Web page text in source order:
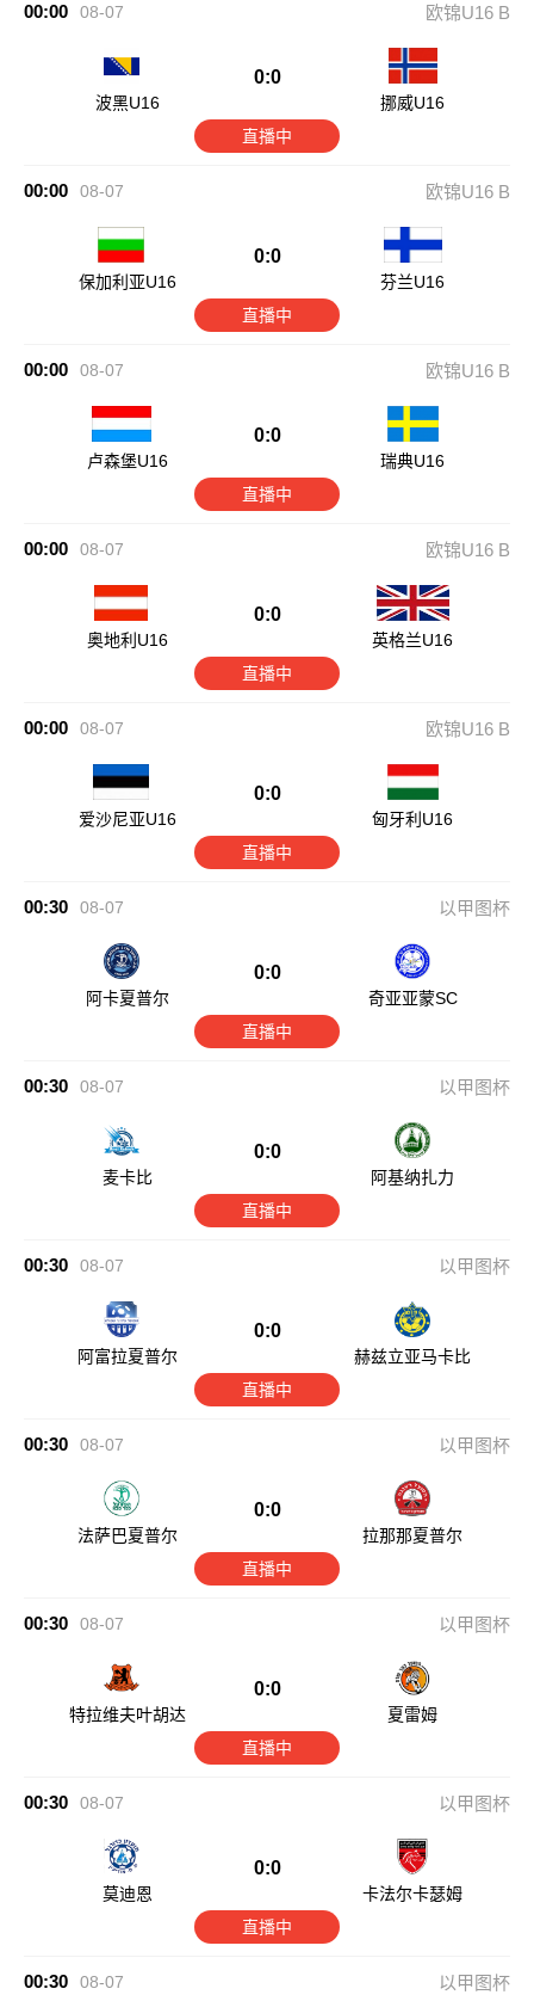
00:00 08-07 欧锦U16 B
波黑U16
0:0
挪威U16
直播中
00:00 08-07 欧锦U16 B
保加利亚U16
0:0
芬兰U16
直播中
00:00 08-07 欧锦U16 B
卢森堡U16
0:0
瑞典U16
直播中
00:00 08-07 欧锦U16 B
奥地利U16
0:0
英格兰U16
直播中
00:00 08-07 欧锦U16 B
爱沙尼亚U16
0:0
匈牙利U16
直播中
00:30 08-07 以甲图杯
阿卡夏普尔
0:0
奇亚亚蒙SC
直播中
00:30 08-07 以甲图杯
麦卡比
0:0
阿基纳扎力
直播中
00:30 08-07 以甲图杯
阿富拉夏普尔
0:0
赫兹立亚马卡比
直播中
00:30 08-07 以甲图杯
法萨巴夏普尔
0:0
拉那那夏普尔
直播中
00:30 08-07 以甲图杯
特拉维夫叶胡达
0:0
夏雷姆
直播中
00:30 08-07 以甲图杯
莫迪恩
0:0
卡法尔卡瑟姆
直播中
00:30 08-07 以甲图杯